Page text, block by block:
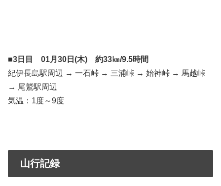
■3日目 01月30日(木) 約33㎞/9.5時間
紀伊長島駅周辺 → 一石峠 → 三浦峠 → 始神峠 → 馬越峠
→ 尾鷲駅周辺
気温：1度～9度
山行記録